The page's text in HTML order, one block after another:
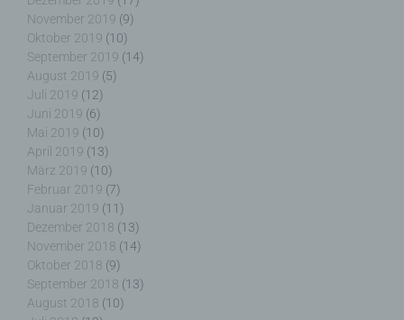
November 2019 (9)
Oktober 2019 (10)
September 2019 (14)
August 2019 (5)
Juli 2019 (12)
Juni 2019 (6)
Mai 2019 (10)
April 2019 (13)
März 2019 (10)
Februar 2019 (7)
Januar 2019 (11)
Dezember 2018 (13)
November 2018 (14)
Oktober 2018 (9)
September 2018 (13)
August 2018 (10)
f) Pseudonymisierung
Pseudonymisierung ist die Verarbeitung
personenbezogener Daten in einer Weise, auf
welche die personenbezogenen Daten ohne
Hinzuziehung zusätzlicher Informationen nicht
mehr einer spezifischen betroffenen Person
zugeordnet werden können, sofern diese
zusätzlichen Informationen gesondert aufbewahrt
werden und technischen und organisatorischen
Maßnahmen unterliegen, die gewährleisten, dass
die personenbezogenen Daten nicht einer
identifizierten oder identifizierbaren natürlichen